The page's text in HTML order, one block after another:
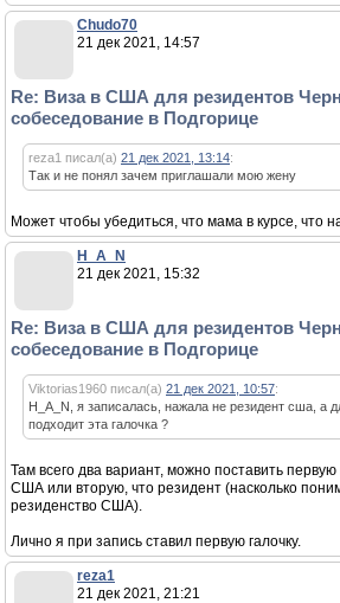
Chudo70
21 дек 2021, 14:57
Re: Виза в США для резидентов
собеседование в Подгорице
reza1 писал(а) 21 дек 2021, 13:14:
Так и не понял зачем приглашали мою жену
Может чтобы убедиться, что мама в курсе, что
H_A_N
21 дек 2021, 15:32
Re: Виза в США для резидентов
собеседование в Подгорице
Viktorias1960 писал(а) 21 дек 2021, 10:57:
H_A_N, я записалась, нажала не резидент сша, а
подходит эта галочка ?
Там всего два вариант, можно поставить
США или вторую, что резидент (насколько
резиденство США).
Лично я при запись ставил первую галочку.
reza1
21 дек 2021, 21:21